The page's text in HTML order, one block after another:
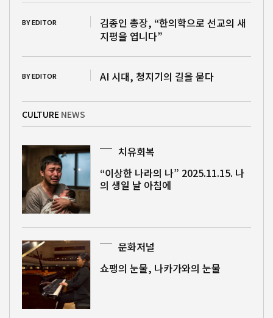
BY EDITOR
김종인 총장, “한의학으로 선교의 새
지평을 엽니다”
BY EDITOR AI 시대, 청지기의 길을 묻다
CULTURE NEWS
치유회복
“이상한 나라의 나” 2025.11.15. 나
의 생일 날 아침에
문화저널
쇼팽의 눈물, 나카가와의 눈물